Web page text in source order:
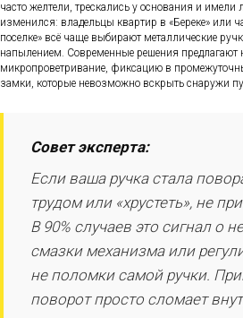
часто желтели, трескались у основания и
изменился: владельцы квартир в «Береке» или
поселке» всё чаще выбирают металлические
напылением. Современные решения предлагают
микропроветривание, фиксацию в
замки, которые невозможно вскрыть снаружи
Совет эксперта:
Если ваша ручка стала
трудом или «хрустеть», не
В 90% случаев это сигнал о
смазки механизма или
не поломки самой ручки.
поворот просто сломает